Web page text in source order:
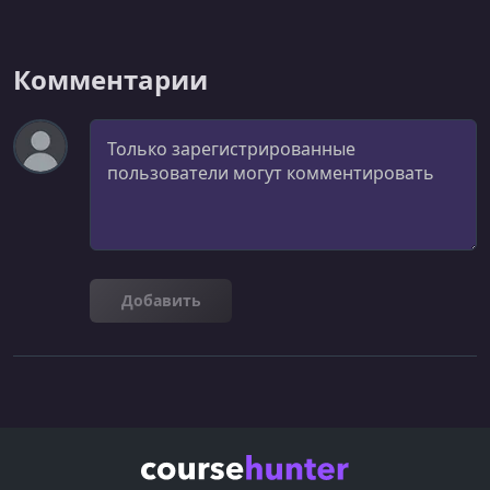
Комментарии
Комментарий
Добавить